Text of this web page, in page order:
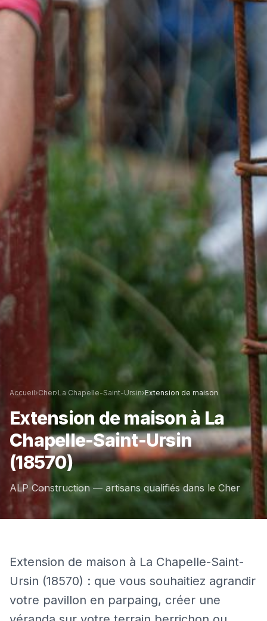
Accueil›Cher›La Chapelle-Saint-Ursin›Extension de maison
Extension de maison àLa
Chapelle-Saint-Ursin
(18570)
ALP Construction — artisans qualifiés dans le Cher
Extension de maison à La Chapelle-Saint-
Ursin (18570) : que vous souhaitiez agrandir
votre pavillon en parpaing, créer une